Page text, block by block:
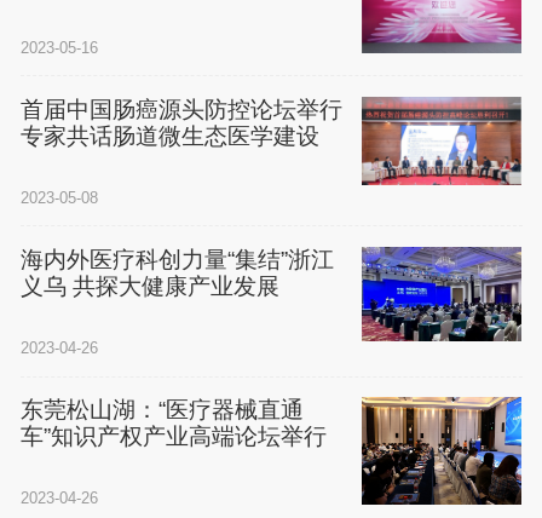
2023-05-16
首届中国肠癌源头防控论坛举行
专家共话肠道微生态医学建设
2023-05-08
海内外医疗科创力量“集结”浙江
义乌 共探大健康产业发展
2023-04-26
东莞松山湖：“医疗器械直通
车”知识产权产业高端论坛举行
2023-04-26